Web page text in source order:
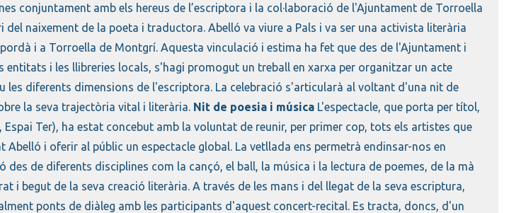
conjuntament amb els hereus de l’escriptora i la col·laboració de l'Ajuntament de Torroella
naixement de la poeta i traductora. Abelló va viure a Pals i va ser una activista literària
i a Torroella de Montgrí. Aquesta vinculació i estima ha fet que des de l'Ajuntament i
entitats i les llibreries locals, s'hagi promogut un treball en xarxa per organitzar un acte
les diferents dimensions de l'escriptora. La celebració s'articularà al voltant d'una nit de
la seva trajectòria vital i literària. Nit de poesia i música L'espectacle, que porta per títol,
Ter), ha estat concebut amb la voluntat de reunir, per primer cop, tots els artistes que
Abelló i oferir al públic un espectacle global. La vetllada ens permetrà endinsar-nos en
des de diferents disciplines com la cançó, el ball, la música i la lectura de poemes, de la mà
i begut de la seva creació literària. A través de les mans i del llegat de la seva escriptura,
ponts de diàleg amb les participants d'aquest concert-recital. Es tracta, doncs, d'un